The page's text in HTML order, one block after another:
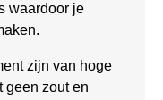
waardoor je
zijn van hoge
geen zout en